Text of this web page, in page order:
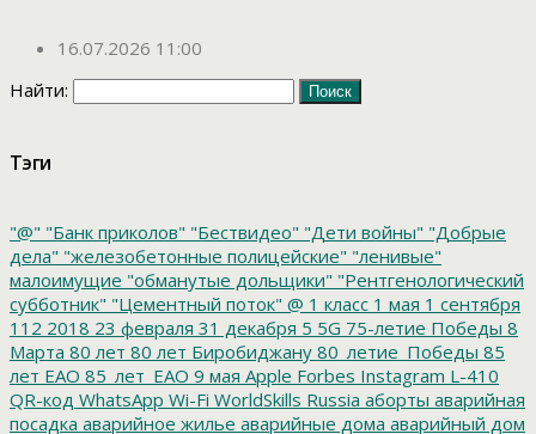
16.07.2026 11:00
Найти:
Тэги
"@" "Банк приколов" "Бествидео" "Дети войны" "Добрые
дела" "железобетонные полицейские" "ленивые"
малоимущие "обманутые дольщики" "Рентгенологический
субботник" "Цементный поток" @ 1 класс 1 мая 1 сентября
112 2018 23 февраля 31 декабря 5 5G 75-летие Победы 8
Марта 80 лет 80 лет Биробиджану 80_летие_Победы 85
лет ЕАО 85_лет_ЕАО 9 мая Apple Forbes Instagram L-410
QR-код WhatsApp Wi-Fi WorldSkills Russia аборты аварийная
посадка аварийное жилье аварийные дома аварийный дом